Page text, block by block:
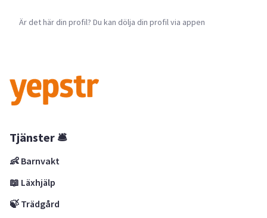
Är det här din profil? Du kan dölja din profil via appen
Tjänster 🛎
👶 Barnvakt
📖 Läxhjälp
🍃 Trädgård